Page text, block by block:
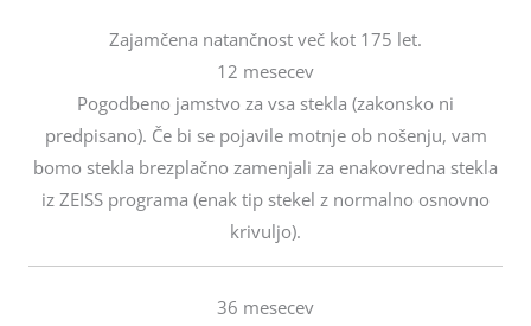
Zajamčena natančnost več kot 175 let.
12 mesecev
Pogodbeno jamstvo za vsa stekla (zakonsko ni
predpisano). Če bi se pojavile motnje ob nošenju, vam
bomo stekla brezplačno zamenjali za enakovredna stekla
iz ZEISS programa (enak tip stekel z normalno osnovno
krivuljo).
36 mesecev